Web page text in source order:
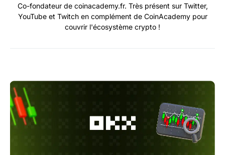
Co-fondateur de coinacademy.fr. Très présent sur Twitter,
YouTube et Twitch en complément de CoinAcademy pour
couvrir l'écosystème crypto !